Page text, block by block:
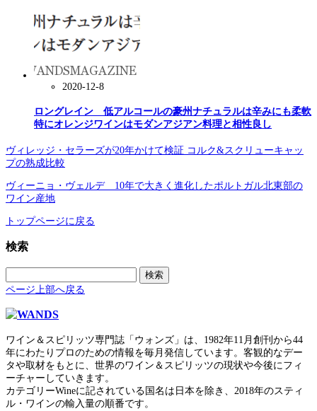
2020-12-8
ロングレイン 低アルコールの豪州ナチュラルは辛みにも柔軟
特にオレンジワインはモダンアジアン料理と相性良し
ヴィレッジ・セラーズが20年かけて検証 コルク&スクリューキャッ
プの熟成比較
ヴィーニョ・ヴェルデ 10年で大きく進化したポルトガル北東部の
ワイン産地
トップページに戻る
検索
索:
ページ上部へ戻る
ワイン＆スピリッツ専門誌「ウォンズ」は、1982年11月創刊から44
年にわたりプロのための情報を毎月発信しています。客観的なデー
タや取材をもとに、世界のワイン＆スピリッツの現状や今後にフィ
ーチャーしていきます。
カテゴリーWineに記されている国名は日本を除き、2018年のスティ
ル・ワインの輸入量の順番です。